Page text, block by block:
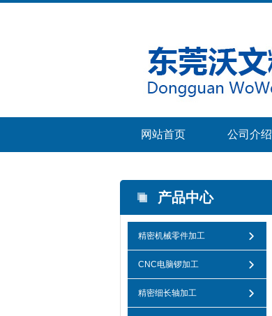
网站首页 公司介绍
产品中心
精密机械零件加工
CNC电脑锣加工
精密细长轴加工